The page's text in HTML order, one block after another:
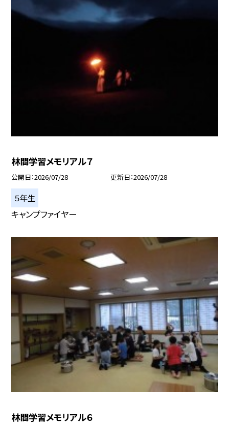
林間学習メモリアル７
公開日 2026/07/28 更新日 2026/07/28
５年生
キャンプファイヤー
林間学習メモリアル６